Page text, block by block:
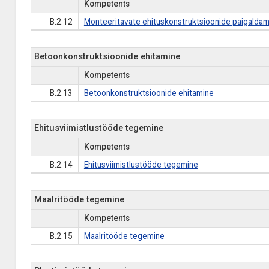
Kompetents
B.2.12
Monteeritavate ehituskonstruktsioonide
Betoonkonstruktsioonide ehitamine
Kompetents
B.2.13
Betoonkonstruktsioonide ehitamine
Ehitusviimistlustööde tegemine
Kompetents
B.2.14
Ehitusviimistlustööde tegemine
Maalritööde tegemine
Kompetents
B.2.15
Maalritööde tegemine